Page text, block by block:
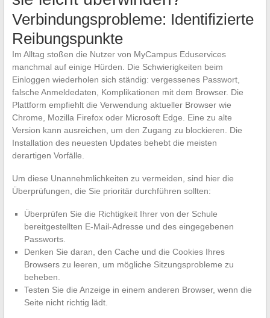
Verbindungsprobleme: Identifizierte
Reibungspunkte
Im Alltag stoßen die Nutzer von MyCampus Eduservices
manchmal auf einige Hürden. Die Schwierigkeiten beim
Einloggen wiederholen sich ständig: vergessenes Passwort,
falsche Anmeldedaten, Komplikationen mit dem Browser. Die
Plattform empfiehlt die Verwendung aktueller Browser wie
Chrome, Mozilla Firefox oder Microsoft Edge. Eine zu alte
Version kann ausreichen, um den Zugang zu blockieren. Die
Installation des neuesten Updates behebt die meisten
derartigen Vorfälle.
Um diese Unannehmlichkeiten zu vermeiden, sind hier die
Überprüfungen, die Sie prioritär durchführen sollten:
Überprüfen Sie die Richtigkeit Ihrer von der Schule
bereitgestellten E-Mail-Adresse und des eingegebenen
Passworts.
Denken Sie daran, den Cache und die Cookies Ihres
Browsers zu leeren, um mögliche Sitzungsprobleme zu
beheben.
Testen Sie die Anzeige in einem anderen Browser, wenn die
Seite nicht richtig lädt.